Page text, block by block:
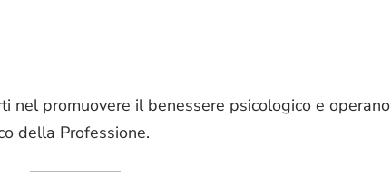
nel promuovere il benessere psicologico e operano
della Professione.